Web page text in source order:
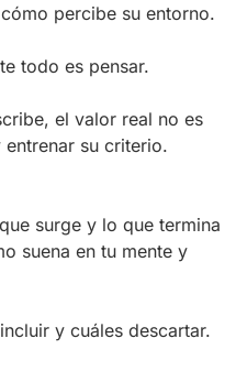
percibe su entorno.
todo es pensar.
el valor real no es
su criterio.
surge y lo que termina
suena en tu mente y
y cuáles descartar.